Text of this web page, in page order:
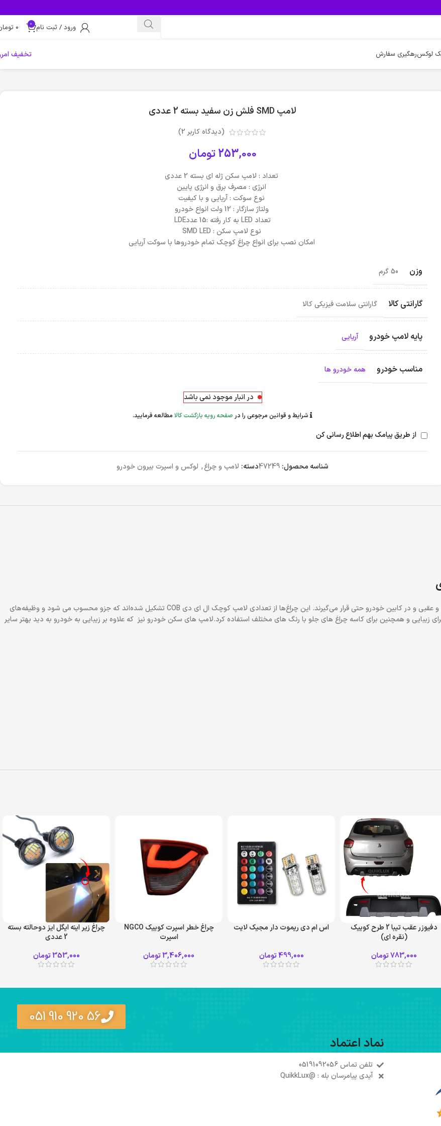
ورود / ثبت نام 0
0
لوکسرهگیری سفارش
تخفیف
لامپ SMD فلش زن سفید بسته 2 عددی
(دیدگاه کاربر 2
)
253,000تومان
تعداد : لامپ سکن ژله ای بسته 2 عددی
انرژی : مصرف برق و انرژی پایین
نوع سوکت : آریایی و با کیفیت
ولتاژ سازگار : 12 ولت انواع خودرو
تعداد LED به کار رفته :15 عددLDE
نوع لامپ سکن : SMD LED
امکان نصب برای انواع چراغ کوچک تمام خودروها با سوکت آریایی
وزن 50 گرم
گارانتی کالا گارانتی سلامت فیزیکی کالا
پایه لامپ خودرو آریایی
مناسب خودرو همه خودرو ها
در انبار موجود نمی باشد
شرایط و قوانین مرجوعی را در صفحه رویه بازگشت کالا مطالعه فرمایید.
از طریق پیامک بهم اطلاع رسانی کن
شناسه محصول: 47249دسته: لامپ و چراغ, لوکس و اسپرت بیرون خودرو
چراغ ای کوچک یا لامپ سکن به چراغ‌های کوچکی گفته می‌شود که در بخش جلوی و عقبی و در کابین خودرو حتی قرار می‌گیرند. این چراغ‌ها از تعدادی لامپ کوچک ال ای دی COB تشکیل شده‌اند که جزو محسوب می شود و وظیفه‌های
زیبایی و همچنین برای کاسه چراغ های جلو با رنگ های مختلف استفاده کرد.لامپ های سکن خودرو نیز که علاوه بر زیبایی به خودرو به دید بهتر سایر
دفیوزر عقب تیبا 2 طرح کوییک
(نقره ای)
783,000تومان
اس ام دی ریموت دار مجیک لایت
499,000 تومان
چراغ خطر اسپرت کوییک NGCO
اسپرت
3,406,000تومان
چراغ زیر اینه ایگل ایز دوحالته بسته
2 عددی
353,000 تومان
56 920 910 051
نماد اعتماد
تلفن تماس 05191092056
آیدی پیامرسان بله : @QuikkLux